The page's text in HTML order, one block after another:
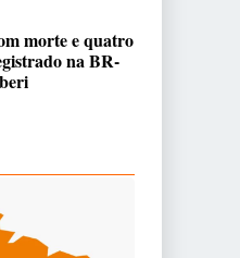
morte e quatro
na BR-